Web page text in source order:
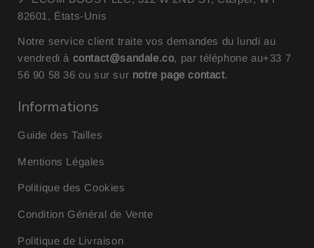
82601, États-Unis
Notre service client traite vos demandes du lundi au
vendredi à contact@sandale.co, par téléphone au+33 7
56 90 58 36ou sur sur notre page contact.
Informations
Guide des Tailles
Mentions Légales
Politique des Cookies
Condition Général de Vente
Politique de Livraison